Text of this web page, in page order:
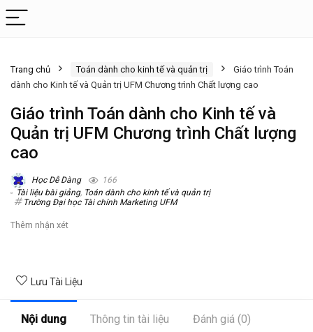
Trang chủ Toán dành cho kinh tế và quản trị
Giáo trình Toán
dành cho Kinh tế và Quản trị UFM Chương trình Chất lượng cao
Giáo trình Toán dành cho Kinh tế và
Quản trị UFM Chương trình Chất lượng
cao
Học Dễ Dàng
166
Tài liệu bài giảng, Toán dành cho kinh tế và quản trị
Trường Đại học Tài chính Marketing UFM
Thêm nhận xét
Lưu Tài Liệu
Nội dung Thông tin tài liệu Đánh giá (0)